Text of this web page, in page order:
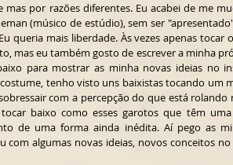
por razões diferentes. Eu acabei de me
(músico de estúdio), sem ser
queria mais liberdade. Às vezes apenas tocar
mas eu também gosto de escrever a minha
para mostrar as minha novas ideias no
tenho visto uns baixistas tocando um
com a percepção do que está rolando
baixo como esses garotos que têm
de uma forma ainda inédita. Aí pego as
com algumas novas ideias, novos conceitos